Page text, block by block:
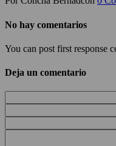
No hay comentarios
You can post first response
Deja un comentario